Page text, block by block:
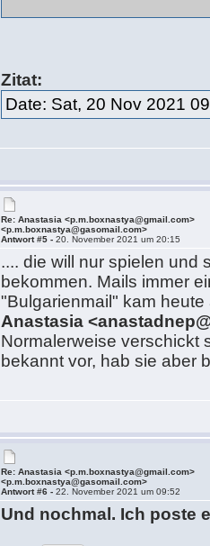
Zitat:
Date: Sat, 20 Nov 2021
Re: Anastasia <p.m.boxnastya@gmail.com>
<p.m.boxnastya@gasomail.com>
Antwort #5 -20. November 2021 um 20:15
.... die will nur spielen und
bekommen. Mails immer
"Bulgarienmail" kam
Anastasia
Normalerweise verschickt
bekannt vor, hab sie aber
Re: Anastasia <p.m.boxnastya@gmail.com>
<p.m.boxnastya@gasomail.com>
Antwort #6 -22. November 2021 um 09:52
Und nochmal. Ich poste